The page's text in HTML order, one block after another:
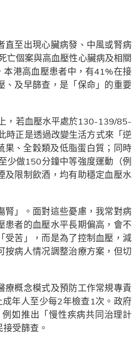
直至出現心臟病發、中風或腎病
亡個案與高血壓性心臟病及相關
港高血壓患者中，有41%在接
、及早篩查，是「保命」的重要
，若血壓水平處於130-139/85-
時正是透過改變生活方式來「逆
、全穀類及低脂蛋白質；同時
少做150分鐘中等強度運動（例
及限制飲酒，均有助穩定血壓水
腎」。面對這些憂慮，我常對病
患者的血壓水平長期偏高，會不
受苦」，而是為了控制血壓，減
按病人情况調整治療方案，但切
療概念模式及預防工作常規專責
年人至少每2年檢查1次。政府
如推出「慢性疾病共同治理計
受篩查。